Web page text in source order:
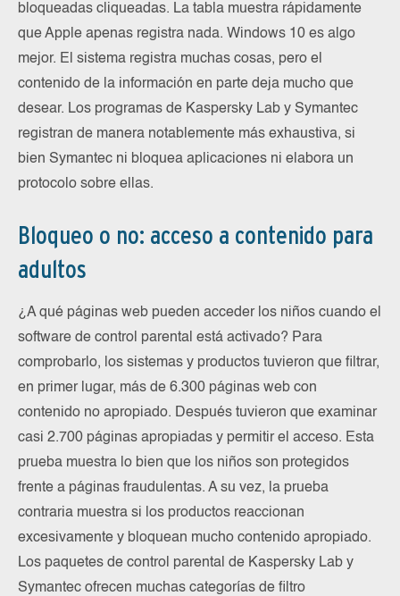
bloqueadas cliqueadas. La tabla muestra rápidamente
que Apple apenas registra nada. Windows 10 es algo
mejor. El sistema registra muchas cosas, pero el
contenido de la información en parte deja mucho que
desear. Los programas de Kaspersky Lab y Symantec
registran de manera notablemente más exhaustiva, si
bien Symantec ni bloquea aplicaciones ni elabora un
protocolo sobre ellas.
Bloqueo o no: acceso a contenido para
adultos
¿A qué páginas web pueden acceder los niños cuando el
software de control parental está activado? Para
comprobarlo, los sistemas y productos tuvieron que filtrar,
en primer lugar, más de 6.300 páginas web con
contenido no apropiado. Después tuvieron que examinar
casi 2.700 páginas apropiadas y permitir el acceso. Esta
prueba muestra lo bien que los niños son protegidos
frente a páginas fraudulentas. A su vez, la prueba
contraria muestra si los productos reaccionan
excesivamente y bloquean mucho contenido apropiado.
Los paquetes de control parental de Kaspersky Lab y
Symantec ofrecen muchas categorías de filtro